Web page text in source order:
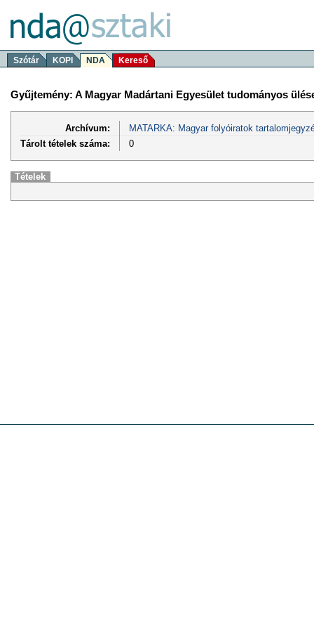
Szótár KOPI NDA Kereső
Gyűjtemény: A Magyar Madártani Egyesület tudományos
Archívum:
MATARKA: Magyar folyóiratok
Tárolt tételek száma:
0
Tételek